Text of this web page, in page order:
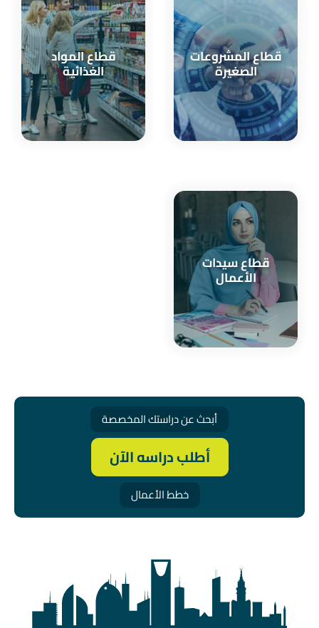
قطاع المشروعات
الصغيرة
قطاع المواد
الغذائية
قطاع سيدات
الأعمال
أبحث عن دراستك المخصصة
أطلب دراسه الآن
خطط الأعمال